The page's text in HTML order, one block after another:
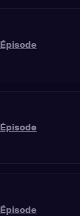
Épisode
Épisode
Épisode